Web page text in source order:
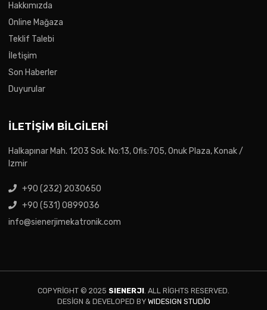
Hakkımızda
Online Mağaza
Teklif Talebi
İletişim
Son Haberler
Duyurular
İLETIŞIM BILGILERI
Halkapınar Mah. 1203 Sok. No:13, Ofis:705, Onuk Plaza, Konak /
Izmir
+90 (232) 2030650
+90 (531) 0899036
info@sienerjimekatronik.com
COPYRIGHT © 2025 SIENERJI. ALL RIGHTS RESERVED.
DESIGN & DEVELOPED BY WIDESIGN STUDIO